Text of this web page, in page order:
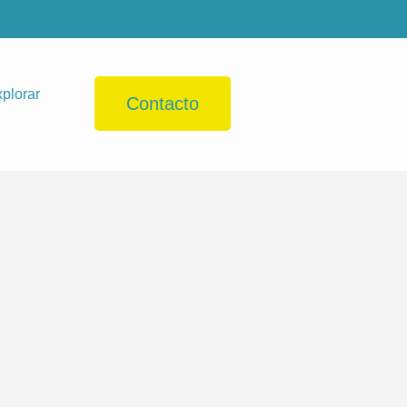
Contacto